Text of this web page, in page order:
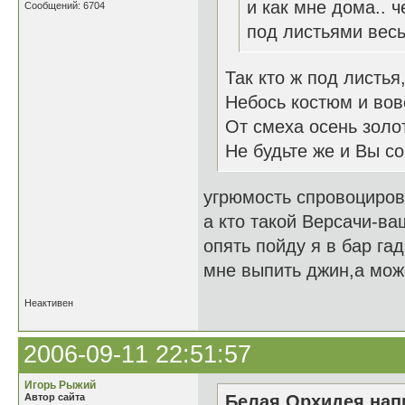
Сообщений: 6704
и как мне дома..
под листьями
Так кто ж под
Небось костюм и
От смеха осень
Не будьте же и Вы
угрюмость
а кто такой Версачи-
опять пойду я в бар
мне выпить джин,а
Неактивен
2006-09-11 22:51:57
Игорь Рыжий
Автор сайта